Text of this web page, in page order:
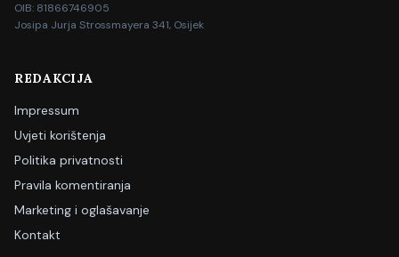
OIB: 81866746905
Josipa Jurja Strossmayera 341, Osijek
REDAKCIJA
Impressum
Uvjeti korištenja
Politika privatnosti
Pravila komentiranja
Marketing i oglašavanje
Kontakt